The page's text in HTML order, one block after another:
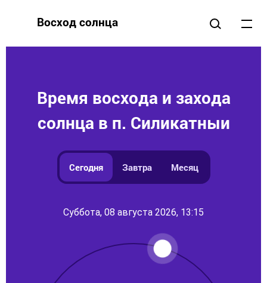
Восход солнца
Время восхода и захода
солнца в п. Силикатныи
Сегодня Завтра Месяц
Суббота, 08 августа 2026, 13:15